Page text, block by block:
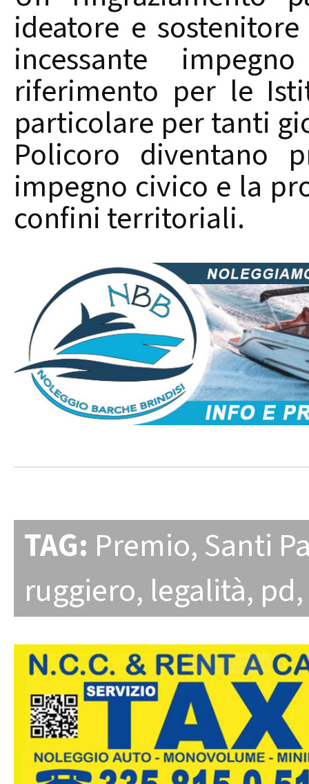
ideatore e
incessante
riferimento per le
particolare per tanti
Policoro diventano
impegno civico e la
confini territoriali.
TAG: Premio, Santi
ruggiero, legalità, pd,